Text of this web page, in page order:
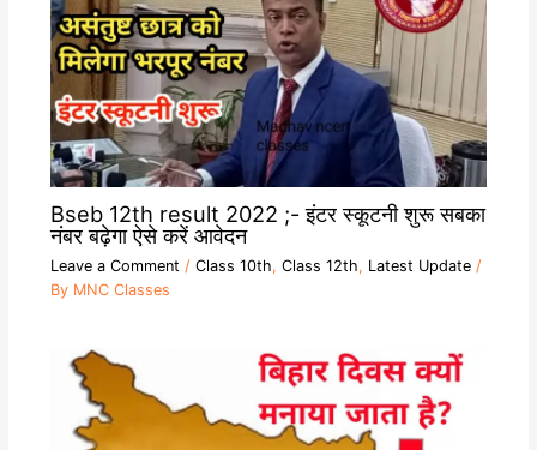
Bseb 12th result 2022 ;- इंटर स्कूटनी शुरू सबका
नंबर बढ़ेगा ऐसे करें आवेदन
Leave a Comment / Class 10th, Class 12th, Latest Update/
By MNC Classes